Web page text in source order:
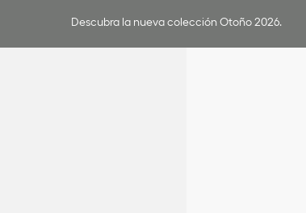
Descubra la nueva colección Otoño 2026.